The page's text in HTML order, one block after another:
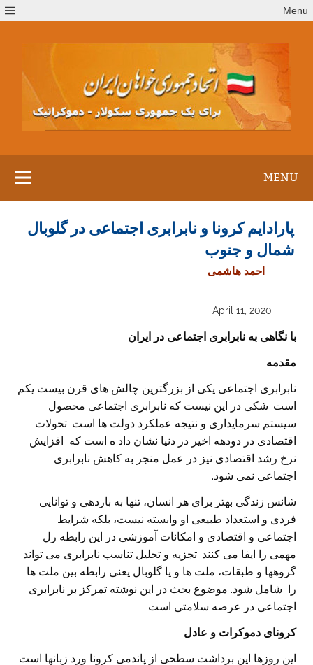
to
Menu
MENU
پارادایم کرونا و نابرابری اجتماعی در گلوبال
شمال و جنوب
احمد هاشمی
April 11, 2020
با نگاهی به نابرابری اجتماعی در ایران
مقدمه
نابرابری اجتماعی یکی از بزرگترین چالش های قرن بیست یکم
است. شکی در این نیست که نابرابری اجتماعی محصول
سیستم سرمایداری و نتیجه عملکرد دولت ها است. تحولات
اقتصادی در دودهه اخیر در دنیا نشان داد ه است که افزایش
نرخ رشد اقتصادی نیز در عمل منجر به کاهش نابرابری
اجتماعی نمی شود.
شانس زندگی بهتر برای هر انسان، تنها به بازدهی و توانایی
فردی و استعداد طبیعی او وابسته نیست، بلکه شرایط
اجتماعی و اقتصادی و امکانات آموزشی در این رابطه رل
مهمی را ایفا می کنند. تجزیه و تحلیل تناسب نابرابری می تواند
گروهها و طبقات، ملت ها و یا گلوبال یعنی رابطه بین ملت ها
را شامل شود. موضوع بحث در این نوشته تمرکز بر نابرابری
اجتماعی در عرصه سلامتی است.
کرونای دموکرات و عادل
این روزها این برداشت سطحی از پاندمی کرونا ورد زبانها است